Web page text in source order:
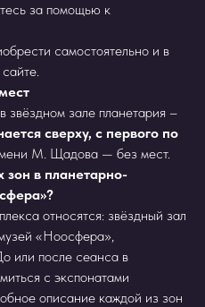
за помощью к
самостоятельно и в
звёздном зале планетария –
сверху, с первого по
М. Щадова — без мест.
зон в планетарно-
относятся: звёздный зал
«Ноосфера»,
или после сеанса в
с экспонатами
описание каждой из зон